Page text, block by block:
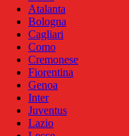
Atalanta
Bologna
Cagliari
Como
Cremonese
Fiorentina
Genoa
Inter
Juventus
Lazio